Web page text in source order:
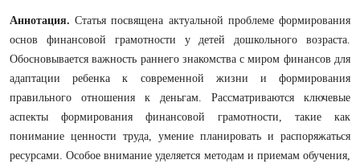
Аннотация. Статья посвящена актуальной проблеме формирования
основ финансовой грамотности у детей дошкольного возраста.
Обосновывается важность раннего знакомства с миром финансов для
адаптации ребенка к современной жизни и формирования
правильного отношения к деньгам. Рассматриваются ключевые
аспекты формирования финансовой грамотности, такие как
понимание ценности труда, умение планировать и распоряжаться
ресурсами. Особое внимание уделяется методам и приемам обучения,